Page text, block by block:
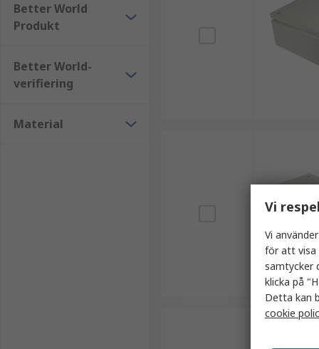
Better World
Produkt
Better World-
verifiering
Material
Vi
Vi
för att visa
samtycker
klicka på
Detta kan
cookie